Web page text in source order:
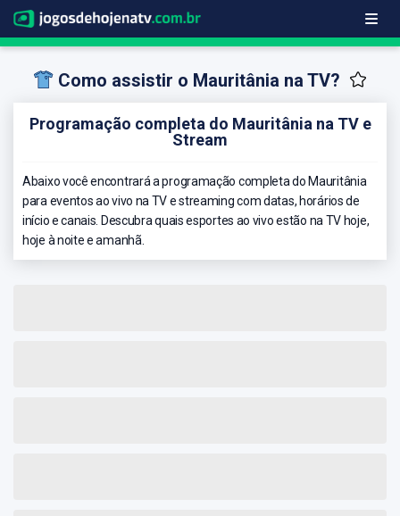
Como assistir o Mauritânia na TV?
Programação completa do Mauritânia na TV e
Stream
Abaixo você encontrará a programação completa do Mauritânia
para eventos ao vivo na TV e streaming com datas, horários de
início e canais. Descubra quais esportes ao vivo estão na TV hoje,
hoje à noite e amanhã.